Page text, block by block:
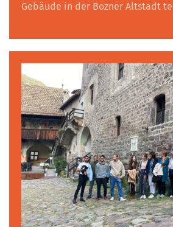
Gebäude in der Bozner Altstadt